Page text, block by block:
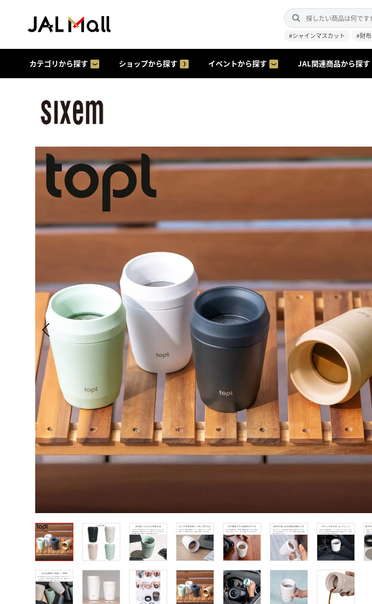
#シャインマスカット #財布
カテゴリから探す ショップから探す イベントから探す JAL関連商品から探す